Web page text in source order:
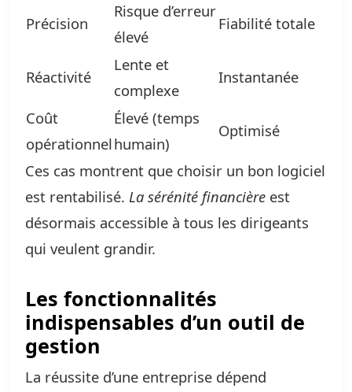
Précision
Risque d’erreur
élevé
Fiabilité totale
Réactivité
Lente et
complexe
Instantanée
Coût
opérationnel
Élevé (temps
humain)
Optimisé
Ces cas montrent que choisir un bon logiciel
est rentabilisé. La sérénité financière est
désormais accessible à tous les dirigeants
qui veulent grandir.
Les fonctionnalités
indispensables d’un outil de
gestion
La réussite d’une entreprise dépend